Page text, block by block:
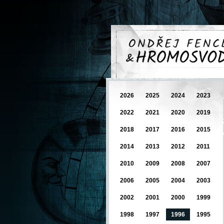
2026 2025 2024 2023
2022 2021 2020 2019
2018 2017 2016 2015
2014 2013 2012 2011
2010 2009 2008 2007
2006 2005 2004 2003
2002 2001 2000 1999
1998 1997 1996 1995